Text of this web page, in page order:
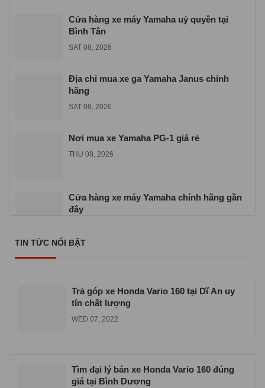
Cửa hàng xe máy Yamaha uỷ quyền tại
Bình Tân
SAT 08, 2026
Địa chỉ mua xe ga Yamaha Janus chính
hãng
SAT 08, 2026
Nơi mua xe Yamaha PG-1 giá rẻ
THU 08, 2026
Cửa hàng xe máy Yamaha chính hãng gần
đây
TIN TỨC NỔI BẬT
Trả góp xe Honda Vario 160 tại Dĩ An uy
tín chất lượng
WED 07, 2022
Tìm đại lý bán xe Honda Vario 160 đúng
giá tại Bình Dương